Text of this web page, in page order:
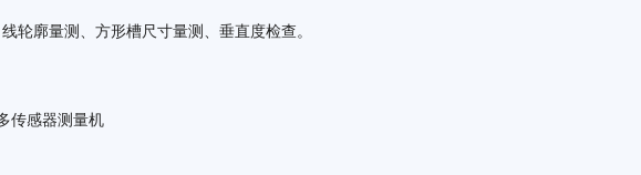
轮廓量测、方形槽尺寸量测、垂直度检查。
传感器测量机